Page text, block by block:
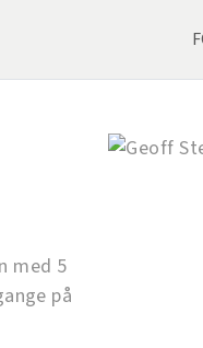
med 5
på